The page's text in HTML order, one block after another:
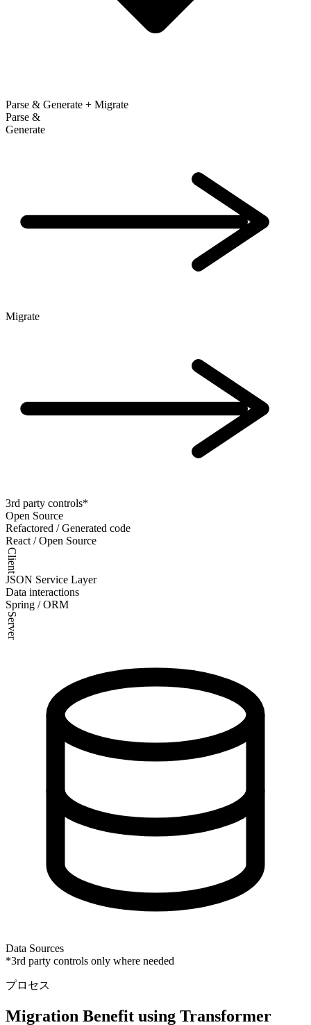
Parse & Generate + Migrate
Parse &
Generate
Migrate
3rd party controls*
Open Source
Refactored / Generated code
React / Open Source
Client
JSON Service Layer
Data interactions
Spring / ORM
Server
Data Sources
*3rd party controls only where needed
プロセス
Migration Benefit using Transformer